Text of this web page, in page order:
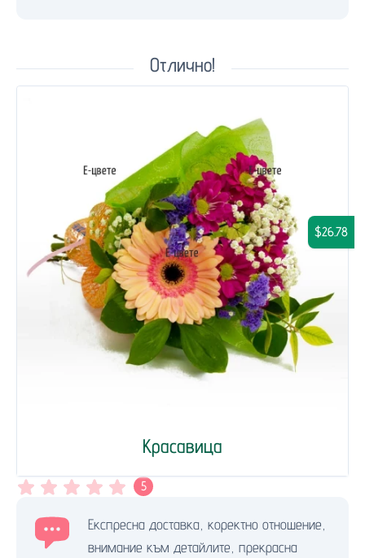
Отлично!
Красавица
$26.78
5
Експресна доставка, коректно отношение,
внимание към детайлите, прекрасна